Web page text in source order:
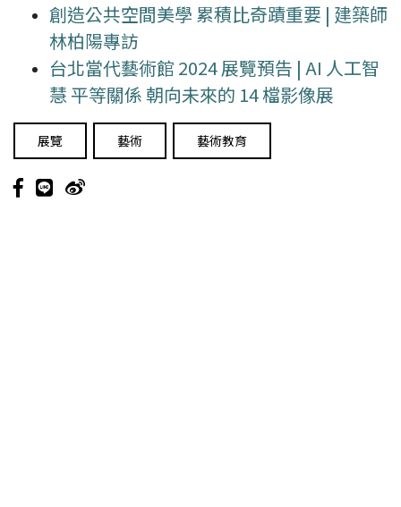
創造公共空間美學 累積比奇蹟重要 | 建築師
林柏陽專訪
台北當代藝術館 2024 展覽預告 | AI 人工智
慧 平等關係 朝向未來的 14 檔影像展
展覽 藝術 藝術教育